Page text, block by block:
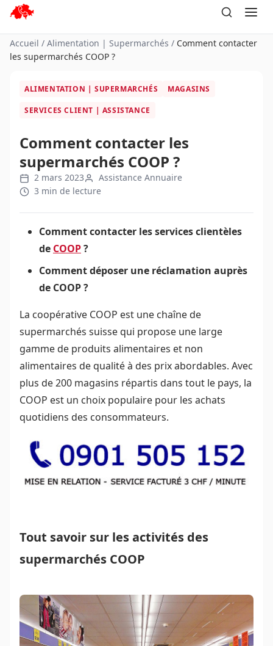
Aller
contenu
Accueil / Alimentation | Supermarchés / Comment contacter
les supermarchés COOP ?
ALIMENTATION | SUPERMARCHÉS MAGASINS
SERVICES CLIENT | ASSISTANCE
Comment contacter les
supermarchés COOP ?
2 mars 2023
Assistance Annuaire
3 min de lecture
Comment contacter les services clientèles
de COOP?
Comment déposer une réclamation auprès
de COOP ?
La coopérative COOP est une chaîne de
supermarchés suisse qui propose une large
gamme de produits alimentaires et non
alimentaires de qualité à des prix abordables. Avec
plus de 200 magasins répartis dans tout le pays, la
COOP est un choix populaire pour les achats
quotidiens des consommateurs.
Tout savoir sur les activités des
supermarchés COOP